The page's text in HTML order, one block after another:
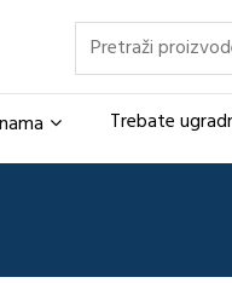
Pretraži
Trebate